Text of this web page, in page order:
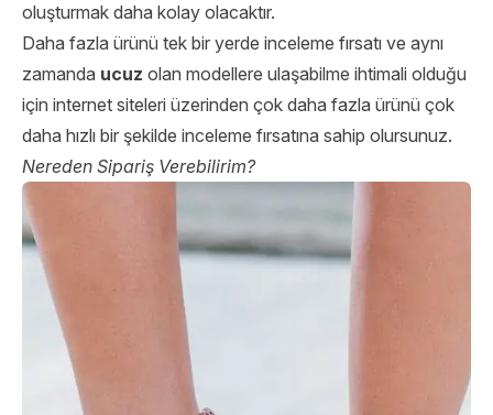
oluşturmak daha kolay olacaktır.
Daha fazla ürünü tek bir yerde inceleme fırsatı ve aynı
zamanda ucuz olan modellere ulaşabilme ihtimali olduğu
için internet siteleri üzerinden çok daha fazla ürünü çok
daha hızlı bir şekilde inceleme fırsatına sahip olursunuz.
Nereden Sipariş Verebilirim?